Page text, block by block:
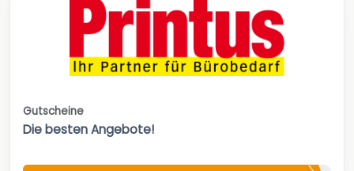
Gutscheine
Die besten Angebote!